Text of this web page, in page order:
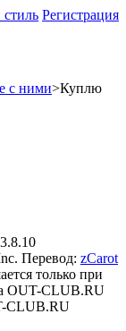
Регистрация
с ними>Куплю
Перевод: zCarot
только при
OUT-CLUB.RU
CLUB.RU